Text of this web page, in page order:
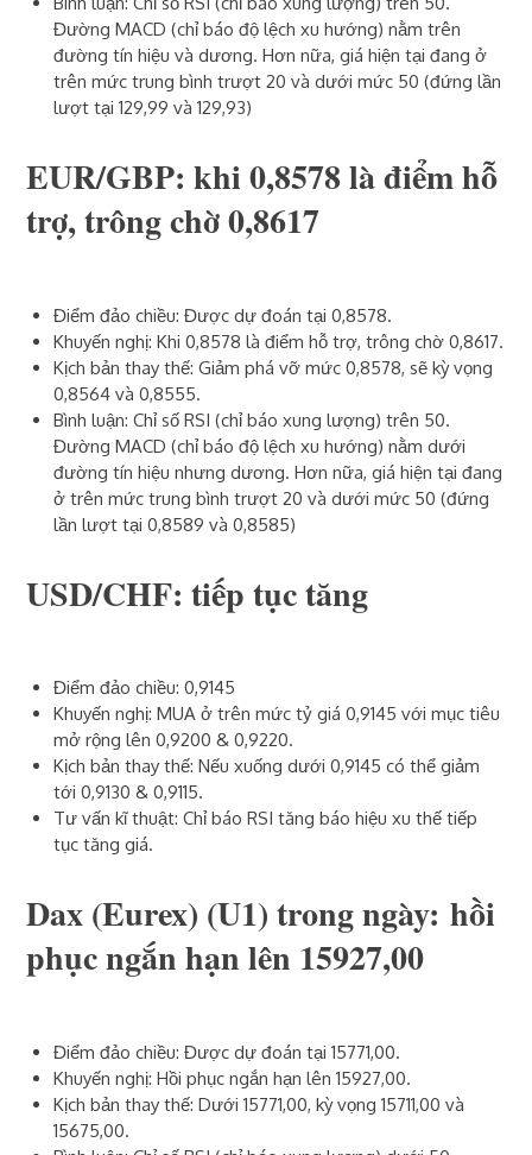
Đường MACD (chỉ báo độ lệch xu hướng) nằm trên
đường tín hiệu và dương. Hơn nữa, giá hiện tại đang ở
trên mức trung bình trượt 20 và dưới mức 50 (đứng lần
lượt tại 129,99 và 129,93)
EUR/GBP: khi 0,8578 là điểm hỗ
trợ, trông chờ 0,8617
Điểm đảo chiều: Được dự đoán tại 0,8578.
Khuyến nghị: Khi 0,8578 là điểm hỗ trợ, trông chờ 0,8617.
Kịch bản thay thế: Giảm phá vỡ mức 0,8578, sẽ kỳ vọng
0,8564 và 0,8555.
Bình luận: Chỉ số RSI (chỉ báo xung lượng) trên 50.
Đường MACD (chỉ báo độ lệch xu hướng) nằm dưới
đường tín hiệu nhưng dương. Hơn nữa, giá hiện tại đang
ở trên mức trung bình trượt 20 và dưới mức 50 (đứng
lần lượt tại 0,8589 và 0,8585)
USD/CHF: tiếp tục tăng
Điểm đảo chiều: 0,9145
Khuyến nghị: MUA ở trên mức tỷ giá 0,9145 với mục tiêu
mở rộng lên 0,9200 & 0,9220.
Kịch bản thay thế: Nếu xuống dưới 0,9145 có thể giảm
tới 0,9130 & 0,9115.
Tư vấn kĩ thuật: Chỉ báo RSI tăng báo hiệu xu thế tiếp
tục tăng giá.
Dax (Eurex) (U1)‎ trong ngày: hồi
phục ngắn hạn lên 15927,00
Điểm đảo chiều: Được dự đoán tại 15771,00.
Khuyến nghị: Hồi phục ngắn hạn lên 15927,00.
Kịch bản thay thế: Dưới 15771,00, kỳ vọng 15711,00 và
15675,00.